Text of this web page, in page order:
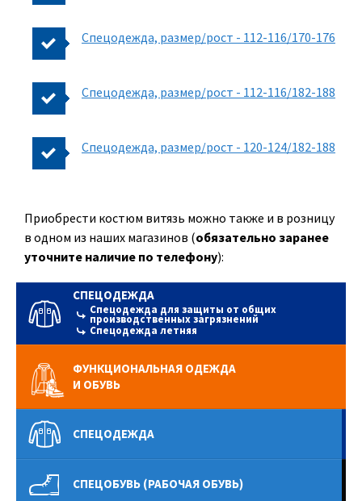
Спецодежда, размер/рост - 112-116/170-176
Спецодежда, размер/рост - 112-116/182-188
Спецодежда, размер/рост - 120-124/182-188
Приобрести костюм витязь можно также и в розницу
в одном из наших магазинов (обязательно заранее
уточните наличие по телефону):
СПЕЦОДЕЖДА
Спецодежда для защиты от общих
производственных загрязнений
Спецодежда летняя
ФУНКЦИОНАЛЬНАЯ ОДЕЖДА
И ОБУВЬ
СПЕЦОДЕЖДА
СПЕЦОБУВЬ (РАБОЧАЯ ОБУВЬ)